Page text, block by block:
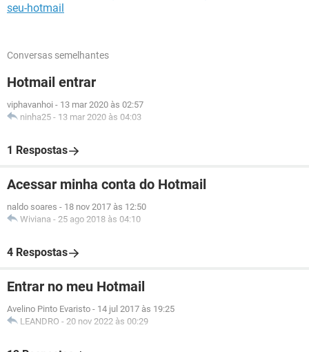
seu-hotmail
Conversas semelhantes
Hotmail entrar
viphavanhoi - 13 mar 2020 às 02:57
ninha25 - 13 mar 2020 às 04:03
1 Respostas
Acessar minha conta do Hotmail
naldo soares - 18 nov 2017 às 12:50
Wiviana - 25 ago 2018 às 04:10
4 Respostas
Entrar no meu Hotmail
Avelino Pinto Evaristo - 14 jul 2017 às 19:25
LEANDRO - 20 nov 2022 às 00:29